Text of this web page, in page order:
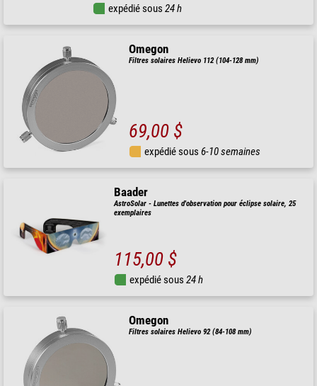
expédié sous 24 h
Omegon
Filtres solaires Helievo 112 (104-128 mm)
69,00 $
expédié sous6-10 semaines
Baader
AstroSolar - Lunettes d'observation pour éclipse solaire, 25
exemplaires
115,00 $
expédié sous 24 h
Omegon
Filtres solaires Helievo 92 (84-108 mm)